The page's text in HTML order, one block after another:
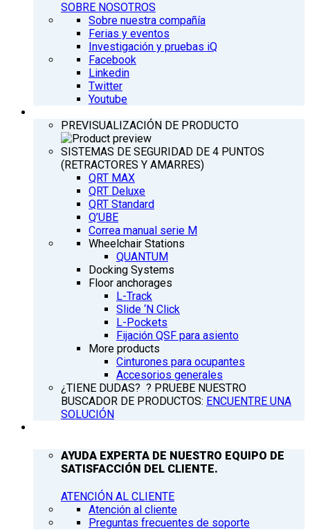
SOBRE NOSOTROS
Sobre nuestra compañía
Ferias y eventos
Investigación y pruebas iQ
Facebook
Linkedin
Twitter
Youtube
PREVISUALIZACIÓN DE PRODUCTO
SISTEMAS DE SEGURIDAD DE 4 PUNTOS
(RETRACTORES Y AMARRES)
QRT MAX
QRT Deluxe
QRT Standard
Q’UBE
Correa manual serie M
Wheelchair Stations
QUANTUM
Docking Systems
Floor anchorages
L-Track
Slide ‘N Click
L-Pockets
Fijación QSF para asiento
More products
Cinturones para ocupantes
Accesorios generales
¿TIENE DUDAS? ? PRUEBE NUESTRO
BUSCADOR DE PRODUCTOS: ENCUENTRE UNA
SOLUCIÓN
AYUDA EXPERTA DE NUESTRO EQUIPO DE
SATISFACCIÓN DEL CLIENTE.
ATENCIÓN AL CLIENTE
Atención al cliente
Preguntas frecuentes de soporte